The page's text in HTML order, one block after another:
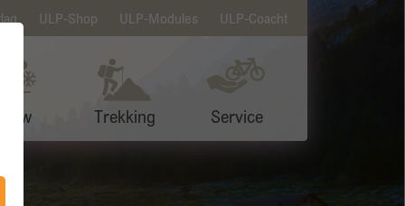
ULP-Shop ULP-Modules ULP-Coacht
Snow Trekking Service